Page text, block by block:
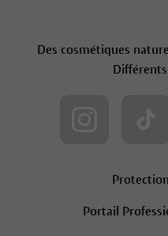
Des cosmétiques
Portail